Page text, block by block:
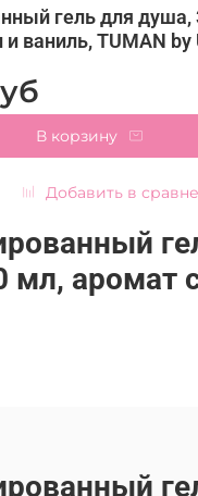
гель для душа,
ваниль, TUMAN by
Добавить в
В корзину
мл, аромат